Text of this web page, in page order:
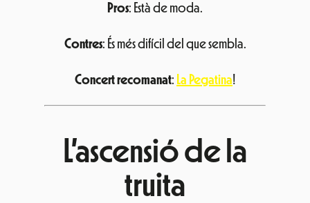
Pros: Està de moda.
Contres: És més difícil del que sembla.
Concert recomanat: La Pegatina!
L’ascensió de la
truita